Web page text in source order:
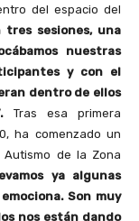
del espacio del
tres sesiones, una
nuestras
y con el
dentro de ellos
Tras esa primera
ha comenzado un
Autismo de la Zona
ya algunas
Son muy
nos están dando